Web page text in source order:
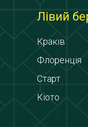
Лівий
Краків
Флоренція
Старт
Кіото